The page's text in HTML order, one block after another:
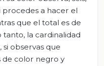
procedes a hacer el
que el total es de
tanto, la cardinalidad
observas que
de color negro y